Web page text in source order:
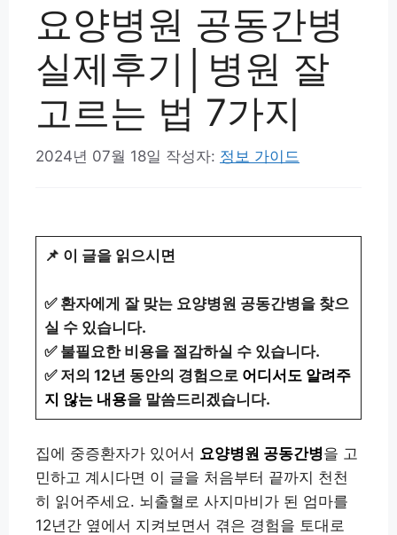
요양병원 공동간병
실제후기│병원 잘
고르는 법 7가지
2024년 07월 18일 작성자: 정보 가이드
📌 이 글을 읽으시면
✅ 환자에게 잘 맞는 요양병원 공동간병을 찾으
실 수 있습니다.
✅ 불필요한 비용을 절감하실 수 있습니다.
✅ 저의 12년 동안의 경험으로 어디서도 알려주
지 않는 내용을 말씀드리겠습니다.
집에 중증환자가 있어서 요양병원 공동간병을 고
민하고 계시다면 이 글을 처음부터 끝까지 천천
히 읽어주세요. 뇌출혈로 사지마비가 된 엄마를
12년간 옆에서 지켜보면서 겪은 경험을 토대로